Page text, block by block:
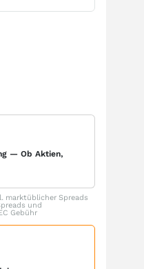
— Ob Aktien,
marktüblicher Spreads
und
Gebühr